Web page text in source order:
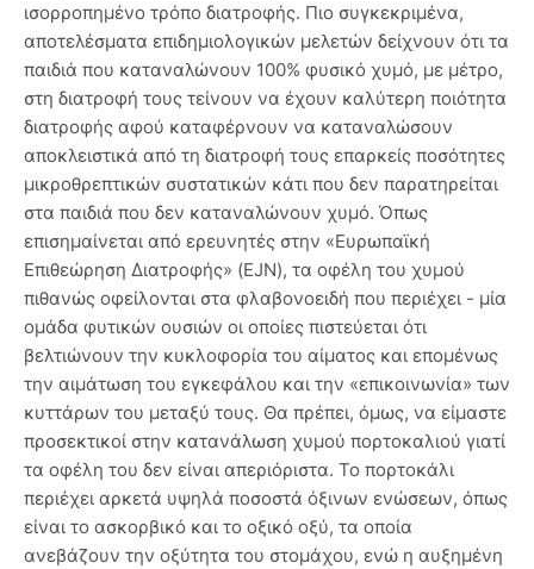
ισορροπημένο τρόπο διατροφής. Πιο συγκεκριμένα,
αποτελέσματα επιδημιολογικών μελετών δείχνουν ότι τα
παιδιά που καταναλώνουν 100% φυσικό χυμό, με μέτρο,
στη διατροφή τους τείνουν να έχουν καλύτερη ποιότητα
διατροφής αφού καταφέρνουν να καταναλώσουν
αποκλειστικά από τη διατροφή τους επαρκείς ποσότητες
μικροθρεπτικών συστατικών κάτι που δεν παρατηρείται
στα παιδιά που δεν καταναλώνουν χυμό. Όπως
επισημαίνεται από ερευνητές στην «Ευρωπαϊκή
Επιθεώρηση Διατροφής» (EJN), τα οφέλη του χυμού
πιθανώς οφείλονται στα φλαβονοειδή που περιέχει - μία
ομάδα φυτικών ουσιών οι οποίες πιστεύεται ότι
βελτιώνουν την κυκλοφορία του αίματος και επομένως
την αιμάτωση του εγκεφάλου και την «επικοινωνία» των
κυττάρων του μεταξύ τους. Θα πρέπει, όμως, να είμαστε
προσεκτικοί στην κατανάλωση χυμού πορτοκαλιού γιατί
τα οφέλη του δεν είναι απεριόριστα. Το πορτοκάλι
περιέχει αρκετά υψηλά ποσοστά όξινων ενώσεων, όπως
είναι το ασκορβικό και το οξικό οξύ, τα οποία
ανεβάζουν την οξύτητα του στομάχου, ενώ η αυξημένη